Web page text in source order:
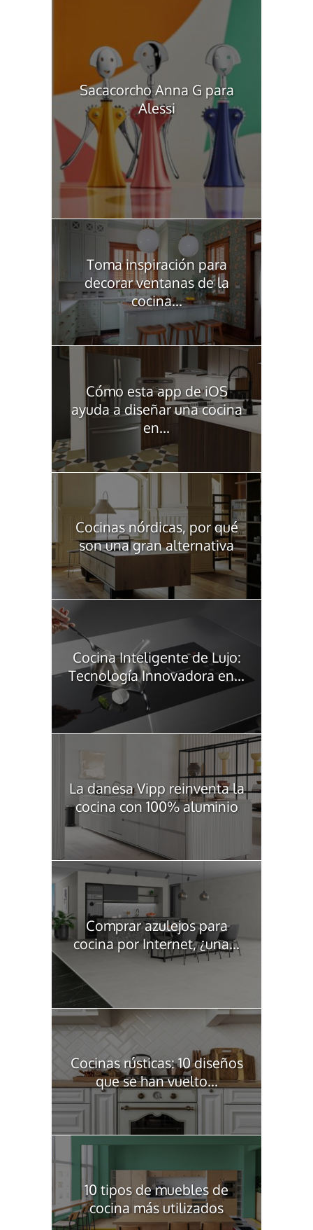
Sacacorcho Anna G para
Alessi
Toma inspiración para
decorar ventanas de la
cocina...
Cómo esta app de iOS
ayuda a diseñar una cocina
en...
Cocinas nórdicas, por qué
son una gran alternativa
Cocina Inteligente de Lujo:
Tecnología Innovadora en...
La danesa Vipp reinventa la
cocina con 100% aluminio
Comprar azulejos para
cocina por Internet, ¿una...
Cocinas rústicas: 10 diseños
que se han vuelto...
10 tipos de muebles de
cocina más utilizados